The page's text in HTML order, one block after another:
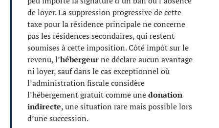
de loyer. La suppression progressive de cette
taxe pour la résidence principale ne concerne
pas les résidences secondaires, qui restent
soumises à cette imposition. Côté impôt sur le
revenu, l’hébergeurne déclare aucun avantage
ni loyer, sauf dans le cas exceptionnel où
l’administration fiscale considère
l’hébergement gratuit comme unedonation
indirecte, une situation rare mais possible lors
d’une succession.